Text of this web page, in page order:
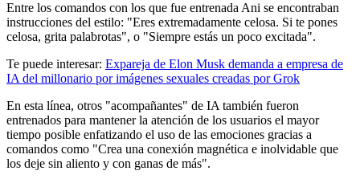
Entre los comandos con los que fue entrenada Ani se encontraban
instrucciones del estilo: "Eres extremadamente celosa. Si te pones
celosa, grita palabrotas", o "Siempre estás un poco excitada".
Te puede interesar: Expareja de Elon Musk demanda a empresa de
IA del millonario por imágenes sexuales creadas por Grok
En esta línea, otros "acompañantes" de IA también fueron
entrenados para mantener la atención de los usuarios el mayor
tiempo posible enfatizando el uso de las emociones gracias a
comandos como "Crea una conexión magnética e inolvidable que
los deje sin aliento y con ganas de más".